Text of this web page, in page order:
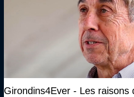
Girondins4Ever - Les raisons